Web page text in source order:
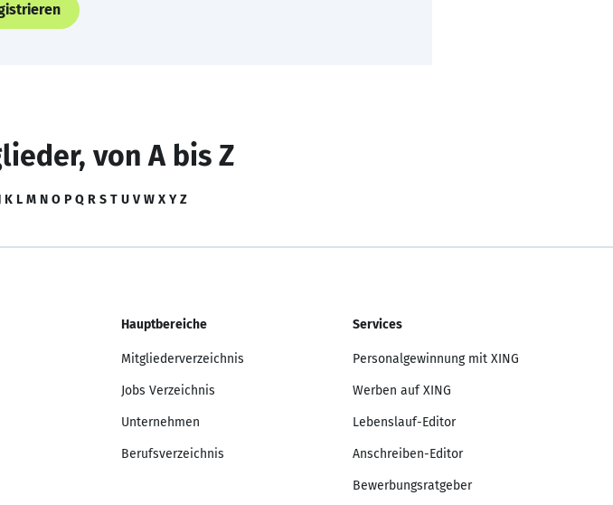
von A bis Z
K L M N O P Q R S T U V W X Y Z
Hauptbereiche
Mitgliederverzeichnis
Jobs Verzeichnis
Unternehmen
Berufsverzeichnis
Services
Personalgewinnung mit XING
Werben auf XING
Lebenslauf-Editor
Anschreiben-Editor
Bewerbungsratgeber